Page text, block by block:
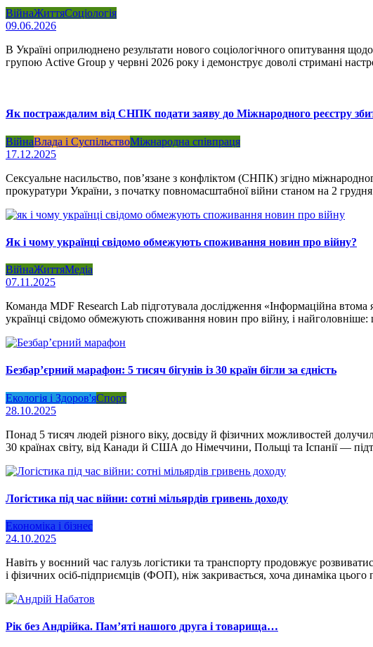
ВійнаЖиттяСоціологія
09.06.2026
В Україні оприлюднено результати нового соціологічного опитування
групою Active Group у червні 2026 року і демонструє доволі стримані
Як постраждалим від СНПК подати заяву до Міжнародного реєстру
ВійнаВлада і СуспільствоМіжнародна співпраця
17.12.2025
Сексуальне насильство, пов’язане з конфліктом (СНПК) згідно
прокуратури України, з початку повномасштабної війни станом на 2
Як і чому українці свідомо обмежують споживання новин про війну?
ВійнаЖиттяМедіа
07.11.2025
Команда MDF Research Lab підготувала дослідження «Інформаційна втома
українці свідомо обмежують споживання новин про війну, і
Безбар’єрний марафон: 5 тисяч бігунів із 30 країн бігли за єдність
Екологія і Здоров'яСпорт
28.10.2025
Понад 5 тисяч людей різного віку, досвіду й фізичних можливостей
30 країнах світу, від Канади й США до Німеччини, Польщі та Іспанії —
Логістика під час війни: сотні мільярдів гривень доходу
Економіка і бізнес
24.10.2025
Навіть у воєнний час галузь логістики та транспорту продовжує
і фізичних осіб-підприємців (ФОП), ніж закривається, хоча динаміка
Рік без Андрійка. Пам’яті нашого друга і товарища…